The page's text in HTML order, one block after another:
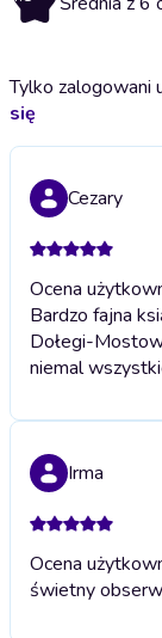
Tylko zalogowani
się
Cezary
Ocena
Bardzo fajna
Dołegi-
niemal
Irma
Ocena
świetny